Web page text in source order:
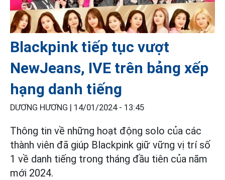
Blackpink tiếp tục vượt
NewJeans, IVE trên bảng xếp
hạng danh tiếng
DƯƠNG HƯƠNG | 14/01/2024 - 13:45
Thông tin về những hoạt động solo của các
thành viên đã giúp Blackpink giữ vững vị trí số
1 về danh tiếng trong tháng đầu tiên của năm
mới 2024.